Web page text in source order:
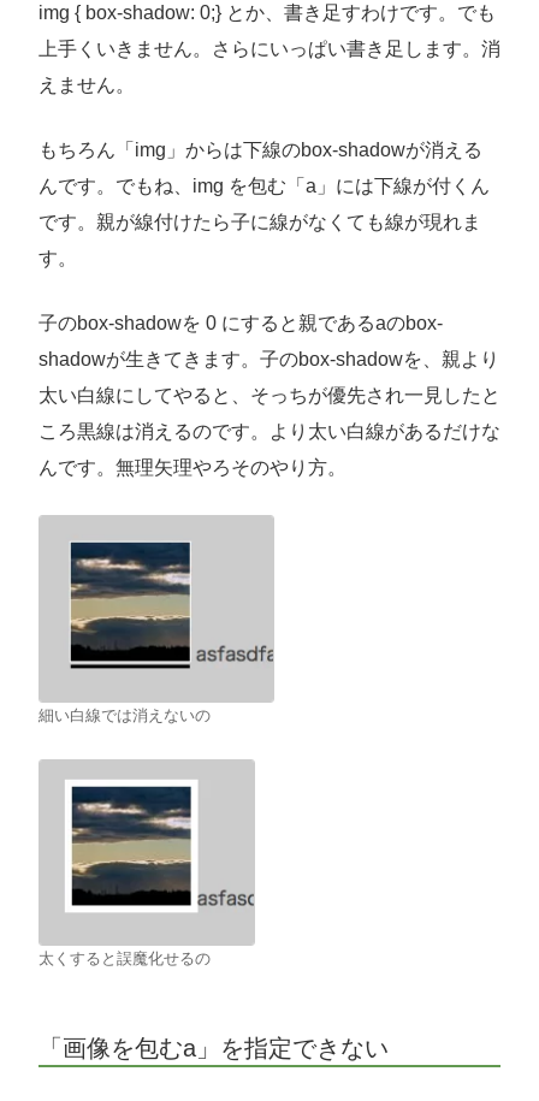
img { box-shadow: 0;} とか、書き足すわけです。でも
上手くいきません。さらにいっぱい書き足します。消
えません。
もちろん「img」からは下線のbox-shadowが消える
んです。でもね、img を包む「a」には下線が付くん
です。親が線付けたら子に線がなくても線が現れま
す。
子のbox-shadowを 0 にすると親であるaのbox-
shadowが生きてきます。子のbox-shadowを、親より
太い白線にしてやると、そっちが優先され一見したと
ころ黒線は消えるのです。より太い白線があるだけな
んです。無理矢理やろそのやり方。
細い白線では消えないの
太くすると誤魔化せるの
「画像を包むa」を指定できない